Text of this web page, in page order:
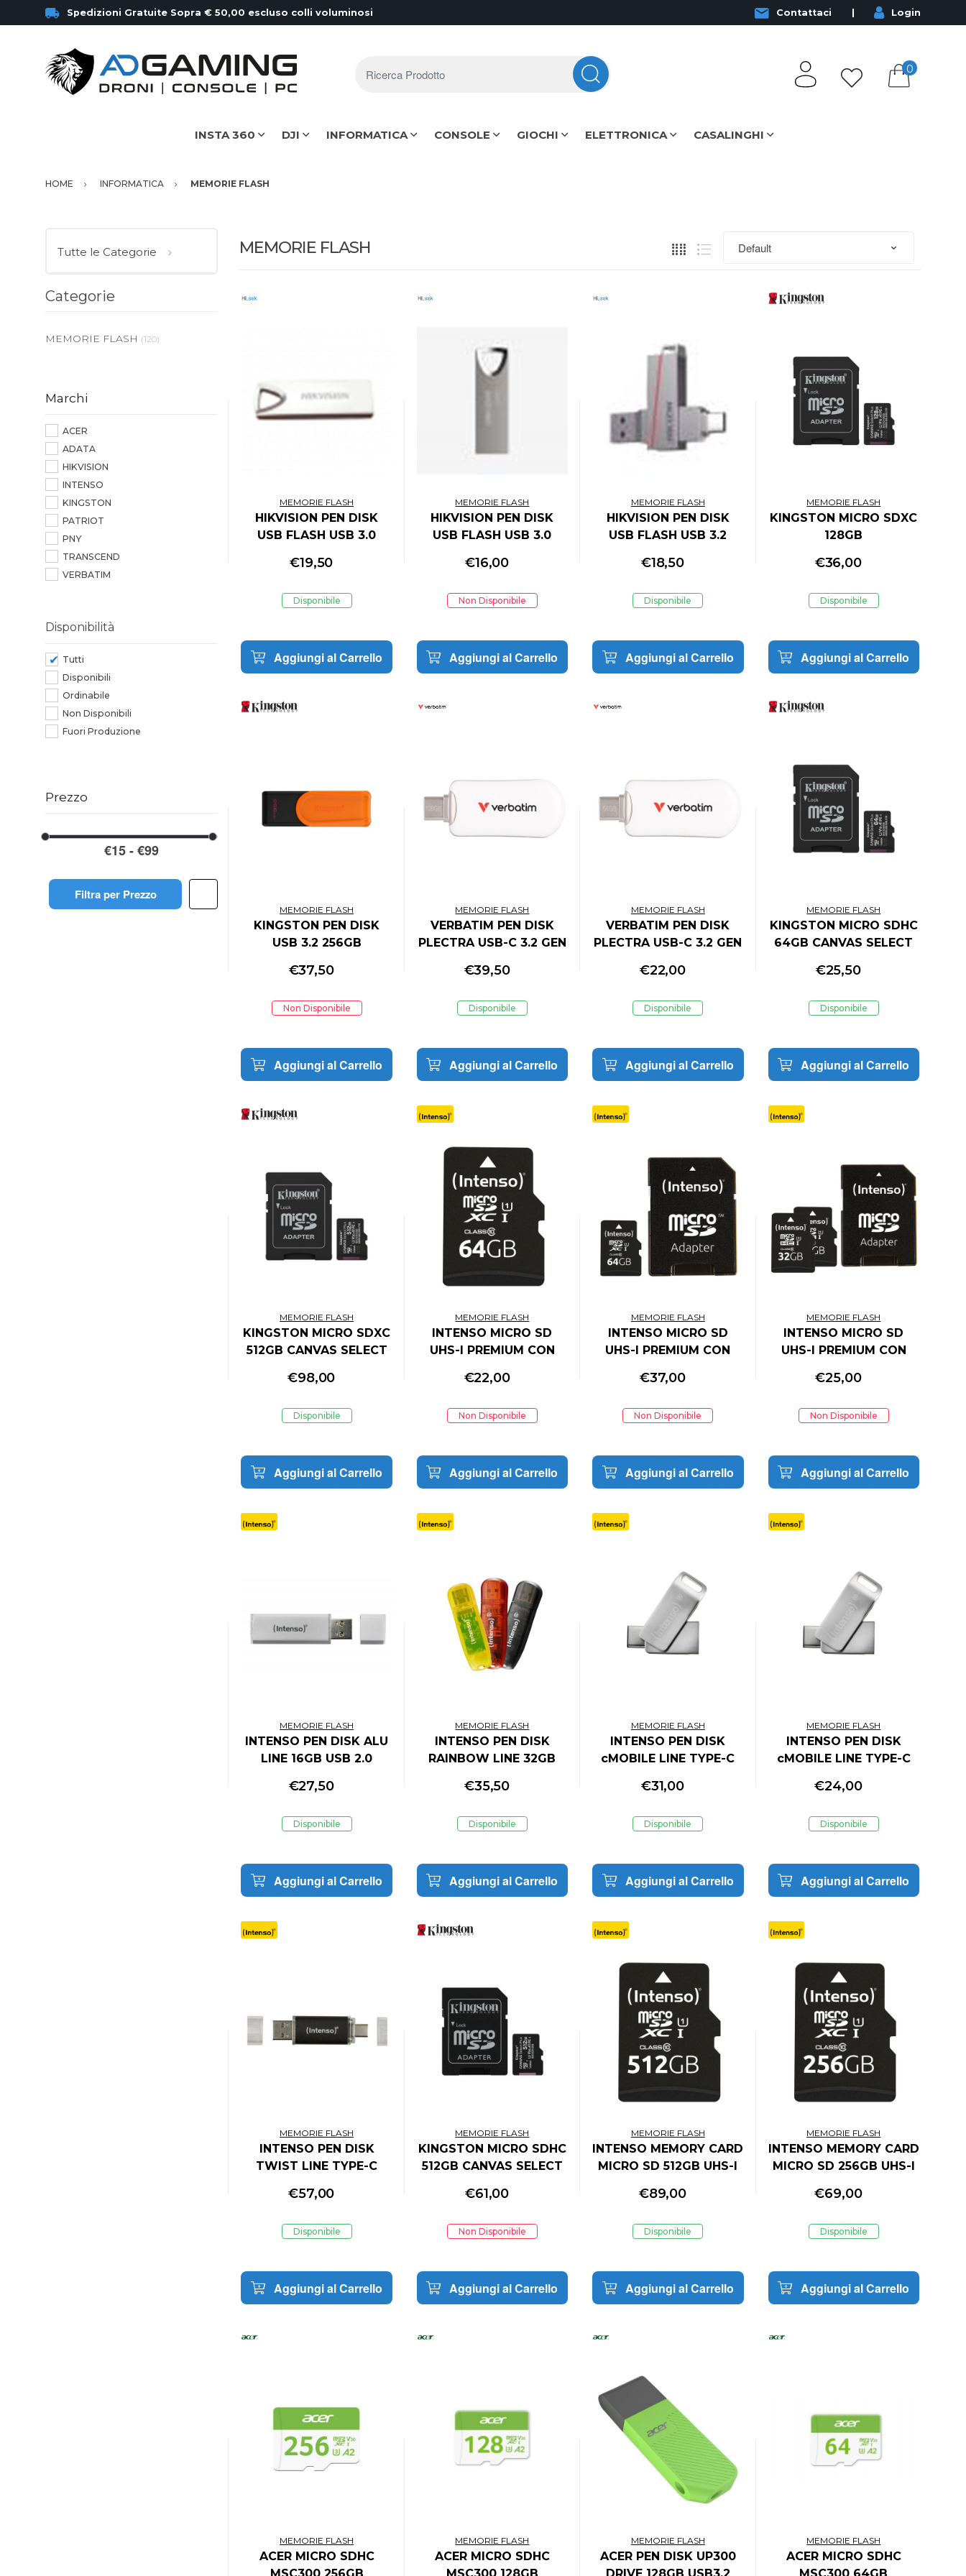
Spedizioni Gratuite Sopra € 50,00 escluso colli voluminosi Contattaci Login
0
INSTA 360 DJI INFORMATICA CONSOLE GIOCHI ELETTRONICA CASALINGHI
HOME INFORMATICA MEMORIE FLASH
MEMORIE FLASH
MEMORIE FLASH
HIKVISION PEN DISK
USB FLASH USB 3.0
METAL CASE SILVER
€19,50
Disponibile
Aggiungi al Carrello
MEMORIE FLASH
HIKVISION PEN DISK
USB FLASH USB 3.0
METAL CASE SILVER
€16,00
Non Disponibile
Aggiungi al Carrello
MEMORIE FLASH
HIKVISION PEN DISK
USB FLASH USB 3.2
METAL CASE SILVER
€18,50
Disponibile
Aggiungi al Carrello
MEMORIE FLASH
KINGSTON MICRO SDXC
128GB
€36,00
Disponibile
Aggiungi al Carrello
MEMORIE FLASH
KINGSTON PEN DISK
USB 3.2 256GB
€37,50
Non Disponibile
Aggiungi al Carrello
MEMORIE FLASH
VERBATIM PEN DISK
PLECTRA USB-C 3.2 GEN
128GB
€39,50
Disponibile
Aggiungi al Carrello
MEMORIE FLASH
VERBATIM PEN DISK
PLECTRA USB-C 3.2 GEN
64GB
€22,00
Disponibile
Aggiungi al Carrello
MEMORIE FLASH
KINGSTON MICRO SDHC
64GB CANVAS SELECT
ADATTATORE SD
€25,50
Disponibile
Aggiungi al Carrello
MEMORIE FLASH
KINGSTON MICRO SDXC
512GB CANVAS SELECT
CON ADATTATORE
€98,00
Disponibile
Aggiungi al Carrello
MEMORIE FLASH
INTENSO MICRO SD
UHS-I PREMIUM CON
€22,00
Non Disponibile
Aggiungi al Carrello
MEMORIE FLASH
INTENSO MICRO SD
UHS-I PREMIUM CON
CONFEZIONE DA 3 PZ
€37,00
Non Disponibile
Aggiungi al Carrello
MEMORIE FLASH
INTENSO MICRO SD
UHS-I PREMIUM CON
CONFEZIONE DA 2
€25,00
Non Disponibile
Aggiungi al Carrello
MEMORIE FLASH
INTENSO PEN DISK ALU
LINE 16GB USB 2.0
PEZZI (SILVER)
€27,50
Disponibile
Aggiungi al Carrello
MEMORIE FLASH
INTENSO PEN DISK
RAINBOW LINE 32GB
DA 3 PEZZI
NERA)
€35,50
Disponibile
Aggiungi al Carrello
MEMORIE FLASH
INTENSO PEN DISK
cMOBILE LINE TYPE-C
€31,00
Disponibile
Aggiungi al Carrello
MEMORIE FLASH
INTENSO PEN DISK
cMOBILE LINE TYPE-C
€24,00
Disponibile
Aggiungi al Carrello
MEMORIE FLASH
INTENSO PEN DISK
TWIST LINE TYPE-C
€57,00
Disponibile
Aggiungi al Carrello
MEMORIE FLASH
KINGSTON MICRO SDHC
512GB CANVAS SELECT
ADATTATORE SD
€61,00
Non Disponibile
Aggiungi al Carrello
MEMORIE FLASH
INTENSO MEMORY CARD
MICRO SD 512GB UHS-I
€89,00
Disponibile
Aggiungi al Carrello
MEMORIE FLASH
INTENSO MEMORY CARD
MICRO SD 256GB UHS-I
€69,00
Disponibile
Aggiungi al Carrello
MEMORIE FLASH
ACER MICRO SDHC
MEMORIE FLASH
ACER MICRO SDHC
MEMORIE FLASH
ACER PEN DISK UP300
MEMORIE FLASH
ACER MICRO SDHC
Tutte le Categorie
Categorie
MEMORIE FLASH (120)
Marchi
ACER
ADATA
HIKVISION
INTENSO
KINGSTON
PATRIOT
PNY
TRANSCEND
VERBATIM
Disponibilità
Tutti
Disponibili
Ordinabile
Non Disponibili
Fuori Produzione
Prezzo
Filtra per Prezzo